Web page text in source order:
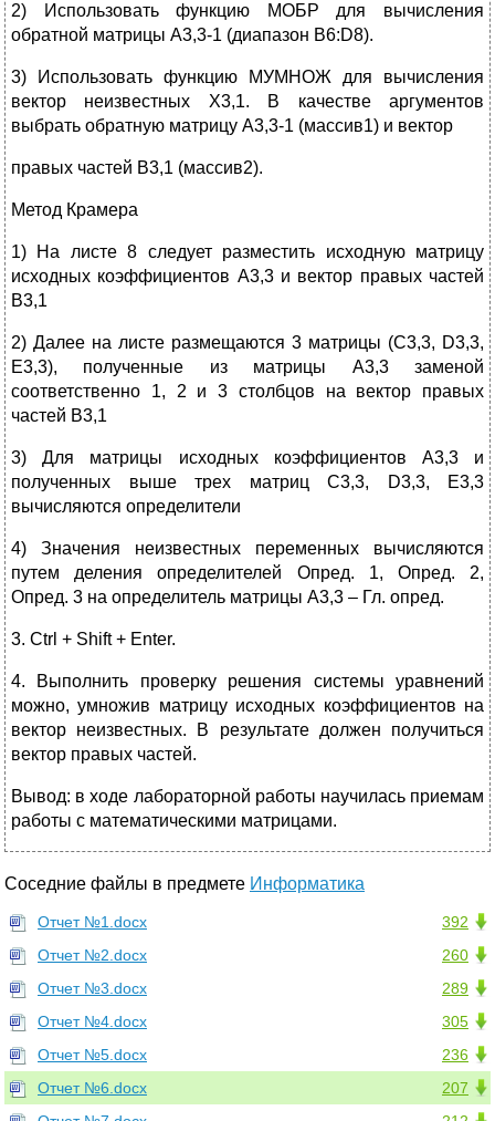
2) Использовать функцию МОБР для вычисления
обратной матрицы А3,3-1 (диапазон B6:D8).
3) Использовать функцию МУМНОЖ для вычисления
вектор неизвестных Х3,1. В качестве аргументов
выбрать обратную матрицу А3,3-1 (массив1) и вектор
правых частей В3,1 (массив2).
Метод Крамера
1) На листе 8 следует разместить исходную матрицу
исходных коэффициентов А3,3 и вектор правых частей
В3,1
2) Далее на листе размещаются 3 матрицы (C3,3, D3,3,
E3,3), полученные из матрицы А3,3 заменой
соответственно 1, 2 и 3 столбцов на вектор правых
частей В3,1
3) Для матрицы исходных коэффициентов А3,3 и
полученных выше трех матриц C3,3, D3,3, E3,3
вычисляются определители
4) Значения неизвестных переменных вычисляются
путем деления определителей Опред. 1, Опред. 2,
Опред. 3 на определитель матрицы А3,3 – Гл. опред.
3. Ctrl + Shift + Enter.
4. Выполнить проверку решения системы уравнений
можно, умножив матрицу исходных коэффициентов на
вектор неизвестных. В результате должен получиться
вектор правых частей.
Вывод: в ходе лабораторной работы научилась приемам
работы с математическими матрицами.
Соседние файлы в предмете Информатика
392
Отчет №1.docx
260
Отчет №2.docx
289
Отчет №3.docx
305
Отчет №4.docx
236
Отчет №5.docx
207
Отчет №6.docx